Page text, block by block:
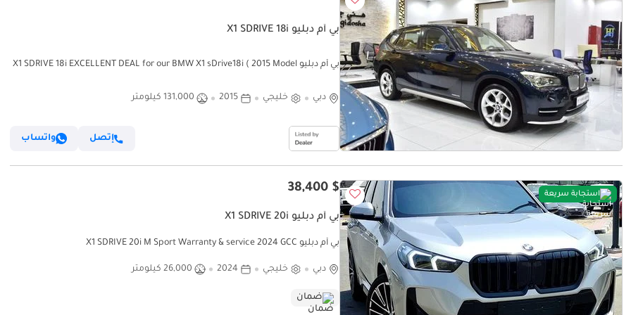
بي أم دبليو X1 SDRIVE 18i
بي أم دبليو X1 SDRIVE 18i EXCELLENT DEAL for our BMW X1 sDrive18i ( 2015 Model
دبي خليجي 2015 131,000 كيلومتر
إتصل واتساب
استجابة سريعة $ 38,400
بي أم دبليو X1 SDRIVE 20i
بي أم دبليو X1 SDRIVE 20i M Sport Warranty & service 2024 GCC
دبي خليجي 2024 26,000 كيلومتر
ضمان